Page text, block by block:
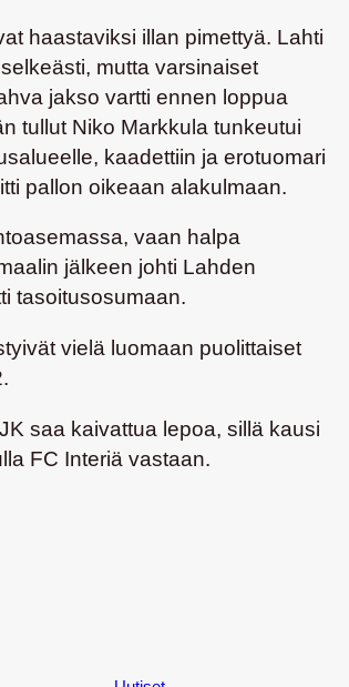
haastaviksi illan pimettyä. Lahti
mutta varsinaiset
jakso vartti ennen loppua
tullut Niko Markkula tunkeutui
kaadettiin ja erotuomari
pallon oikeaan alakulmaan.
vaan halpa
jälkeen johti Lahden
tasoitusosumaan.
vielä luomaan puolittaiset
saa kaivattua lepoa, sillä kausi
FC Interiä vastaan.